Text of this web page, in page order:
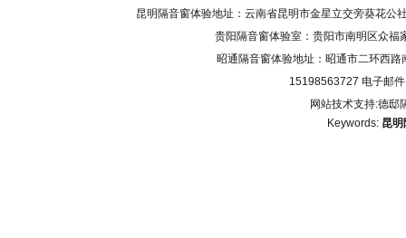
昆明隔音窗体验地址：云南省昆明市金星立交旁葵花
贵阳隔音窗体验室：贵阳市南明区众
昭通隔音窗体验地址：昭通市二环西
15198563727 电子邮
网站技术支持:德邸
Keywords: 昆明